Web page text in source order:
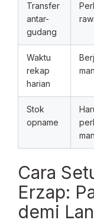
Transfer
antar-
gudang
Waktu
rekap
harian
Stok
opname
Cara
Erzap:
demi